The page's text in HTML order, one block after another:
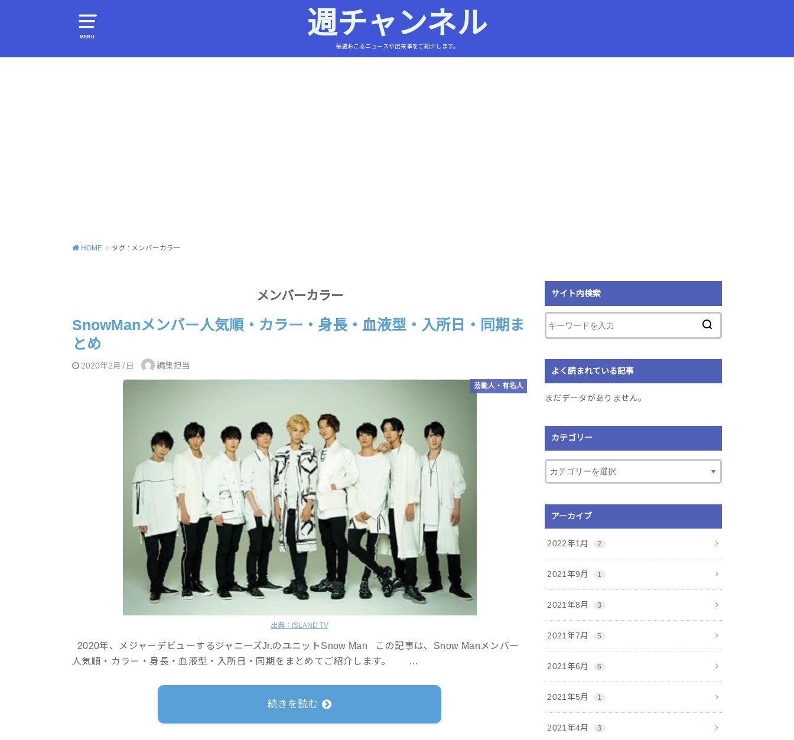
MENU 週チャンネル
毎週おこるニュースや出来事をご紹介します。
HOME タグ : メンバーカラー
メンバーカラー
SnowManメンバー人気順・カラー・身長・血液型・入所日・同期ま
とめ
2020年2月7日 編集担当
出典：ISLAND TV
芸能人・有名人
2020年、メジャーデビューするジャニーズJr.のユニットSnow Man この記事は、Snow Manメンバー
人気順・カラー・身長・血液型・入所日・同期をまとめてご紹介します。 …
続きを読む
サイト内検索
よく読まれている記事
まだデータがありません。
カテゴリー
アーカイブ
2022年1月 2
2021年9月 1
2021年8月 3
2021年7月 5
2021年6月 6
2021年5月 1
2021年4月 3